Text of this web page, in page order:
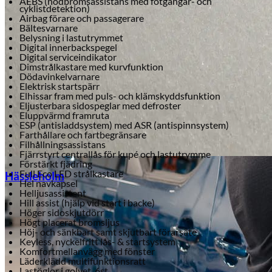
Hässleholm
cyklistdetektion)
Airbag förare och passagerare
Bältesvarnare
Belysning i lastutrymmet
Digital innerbackspegel
Digital serviceindikator
Dimstrålkastare med kurvfunktion
Dödavinkelvarnare
Elektrisk startspärr
Elhissar fram med puls- och klämskyddsfunktion
Eljusterbara sidospeglar med defroster
Eluppvärmd framruta
ESP (antisladdsystem) med ASR (antispinnsystem)
Farthållare och fartbegränsare
Filhållningsassistans
Fjärrstyrt centrallås för kupé och lastutrymme
Förstärkt fjädring
Full Eco LED strålkastare
Hel navkapsel
Helljusassistent
Hill assist (hjälp vid start i backe)
Höger sidoskjutdörr
Högt placerat bromsljus
Höj- och sänkbart samt skjutbart förarsäte
Keyless, nyckelfritt lås- & startsystem
Komfortmellanvägg med fönster
Läderklädd multifunktionsratt